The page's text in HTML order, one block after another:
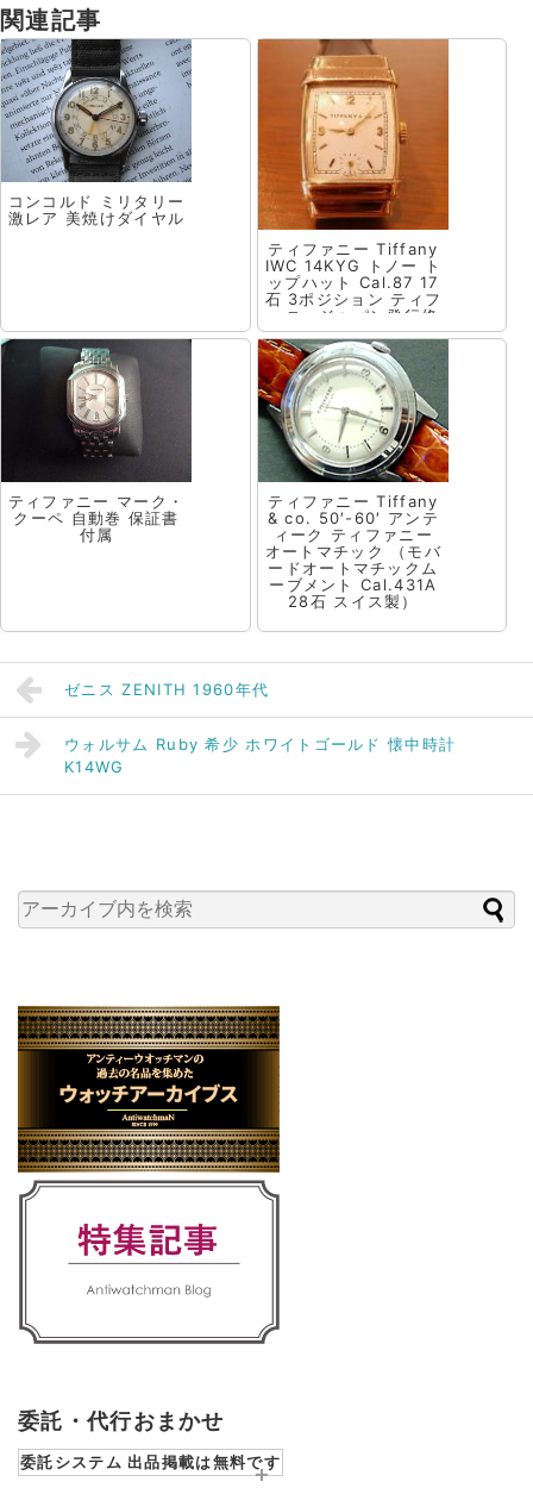
関連記事
コンコルド ミリタリー
激レア 美焼けダイヤル
ティファニー Tiffany
IWC 14KYG トノー ト
ップハット Cal.87 17
石 3ポジション ティフ
ァニージャパン発行修
理見積書(写)付属
ティファニー マーク・
クーペ 自動巻 保証書
付属
ティファニー Tiffany
& co. 50′-60′ アンテ
ィーク ティファニー
オートマチック （モバ
ードオートマチックム
ーブメント Cal.431A
28石 スイス製）
ゼニス ZENITH 1960年代
ウォルサム Ruby 希少 ホワイトゴールド 懐中時計
K14WG
委託・代行おまかせ
委託システム 出品掲載は無料です